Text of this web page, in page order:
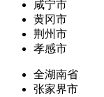
咸宁市
黄冈市
荆州市
孝感市
全湖南省
张家界市